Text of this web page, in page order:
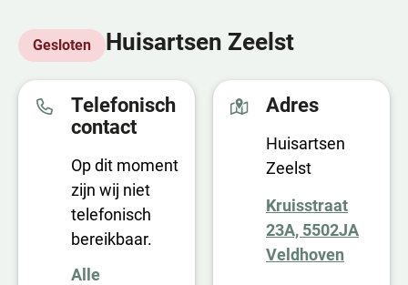
Huisartsen Zeelst
Gesloten
Telefonisch
contact
Op dit moment
zijn wij niet
telefonisch
bereikbaar.
Alle
Adres
Huisartsen
Zeelst
Kruisstraat
23A, 5502JA
Veldhoven